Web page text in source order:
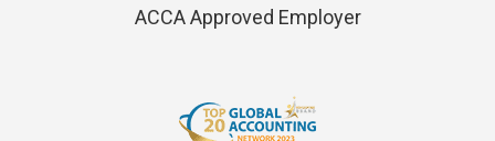
ACCA Approved Employer